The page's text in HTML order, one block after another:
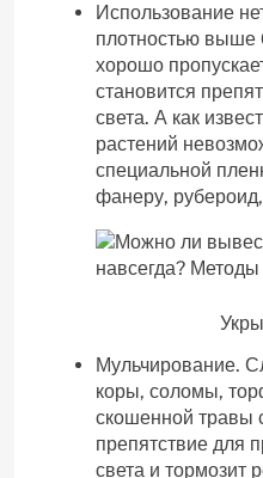
Использование
плотностью выше
хорошо
становится
света. А как
растений
специальной
фанеру,
Мульчирование.
коры, соломы,
скошенной травы
препятствие для
света и тормозит